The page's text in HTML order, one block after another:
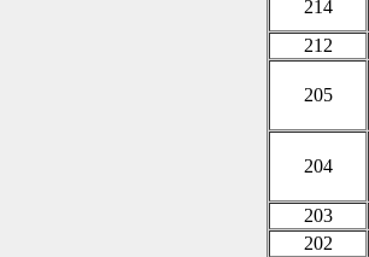
214
212
205
204
203
202